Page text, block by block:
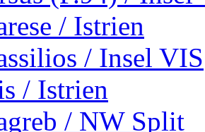
/ Istrien
/ Insel VIS
/ Istrien
/ NW Split